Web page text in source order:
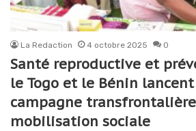
La Redaction 4 octobre 2025 0
Santé reproductive et
le Togo et le Bénin
campagne
mobilisation sociale